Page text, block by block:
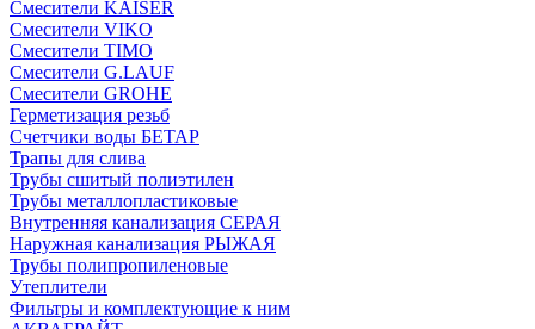
Смесители KAISER
Смесители VIKO
Смесители TIMO
Смесители G.LAUF
Смесители GROHE
Герметизация резьб
Счетчики воды БЕТАР
Трапы для слива
Трубы сшитый полиэтилен
Трубы металлопластиковые
Внутренняя канализация СЕРАЯ
Наружная канализация РЫЖАЯ
Трубы полипропиленовые
Утеплители
Фильтры и комплектующие к ним